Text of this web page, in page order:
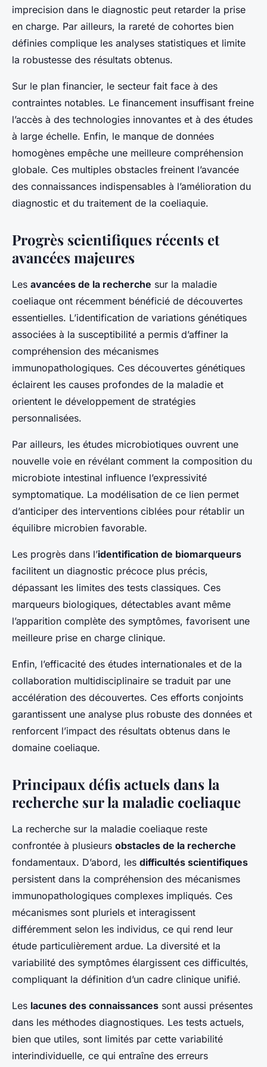
imprecision dans le diagnostic peut retarder la prise
en charge. Par ailleurs, la rareté de cohortes bien
définies complique les analyses statistiques et limite
la robustesse des résultats obtenus.
Sur le plan financier, le secteur fait face à des
contraintes notables. Le financement insuffisant freine
l’accès à des technologies innovantes et à des études
à large échelle. Enfin, le manque de données
homogènes empêche une meilleure compréhension
globale. Ces multiples obstacles freinent l’avancée
des connaissances indispensables à l’amélioration du
diagnostic et du traitement de la coeliaquie.
Progrès scientifiques récents et
avancées majeures
Les avancées de la recherche sur la maladie
coeliaque ont récemment bénéficié de découvertes
essentielles. L’identification de variations génétiques
associées à la susceptibilité a permis d’affiner la
compréhension des mécanismes
immunopathologiques. Ces découvertes génétiques
éclairent les causes profondes de la maladie et
orientent le développement de stratégies
personnalisées.
Par ailleurs, les études microbiotiques ouvrent une
nouvelle voie en révélant comment la composition du
microbiote intestinal influence l’expressivité
symptomatique. La modélisation de ce lien permet
d’anticiper des interventions ciblées pour rétablir un
équilibre microbien favorable.
Les progrès dans l’identification de biomarqueurs
facilitent un diagnostic précoce plus précis,
dépassant les limites des tests classiques. Ces
marqueurs biologiques, détectables avant même
l’apparition complète des symptômes, favorisent une
meilleure prise en charge clinique.
Enfin, l’efficacité des études internationales et de la
collaboration multidisciplinaire se traduit par une
accélération des découvertes. Ces efforts conjoints
garantissent une analyse plus robuste des données et
renforcent l’impact des résultats obtenus dans le
domaine coeliaque.
Principaux défis actuels dans la
recherche sur la maladie coeliaque
La recherche sur la maladie coeliaque reste
confrontée à plusieurs obstacles de la recherche
fondamentaux. D’abord, les difficultés scientifiques
persistent dans la compréhension des mécanismes
immunopathologiques complexes impliqués. Ces
mécanismes sont pluriels et interagissent
différemment selon les individus, ce qui rend leur
étude particulièrement ardue. La diversité et la
variabilité des symptômes élargissent ces difficultés,
compliquant la définition d’un cadre clinique unifié.
Les lacunes des connaissances sont aussi présentes
dans les méthodes diagnostiques. Les tests actuels,
bien que utiles, sont limités par cette variabilité
interindividuelle, ce qui entraîne des erreurs